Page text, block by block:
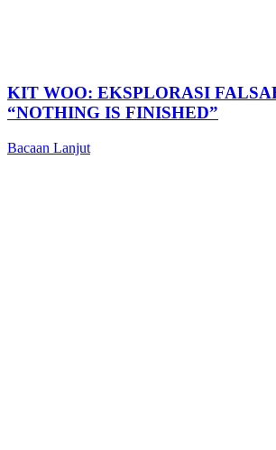
KIT WOO: EKSPLORASI
“NOTHING IS FINISHED”
Bacaan Lanjut